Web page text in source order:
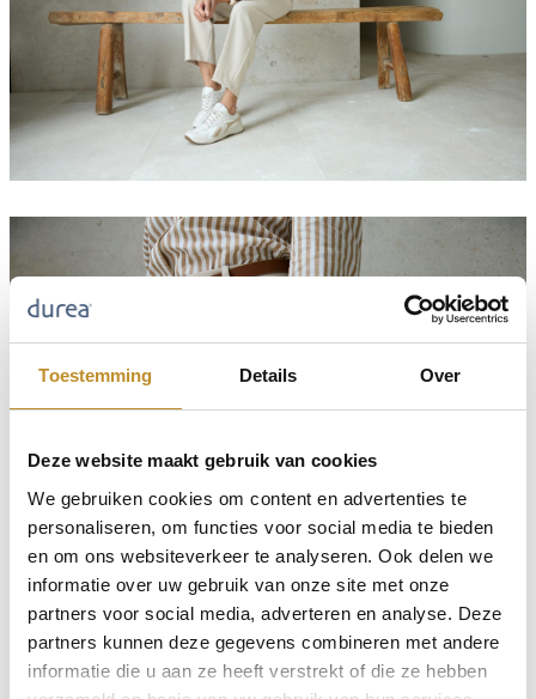
Toestemming Details Over
Deze website maakt gebruik van cookies
We gebruiken cookies om content en advertenties te
personaliseren, om functies voor social media te bieden
en om ons websiteverkeer te analyseren. Ook delen we
informatie over uw gebruik van onze site met onze
partners voor social media, adverteren en analyse. Deze
partners kunnen deze gegevens combineren met andere
informatie die u aan ze heeft verstrekt of die ze hebben